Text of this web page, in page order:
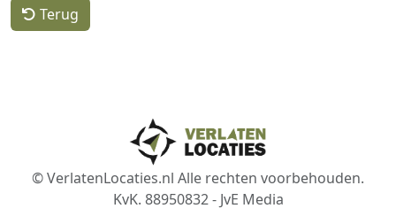
Terug
© VerlatenLocaties.nl Alle rechten voorbehouden.
KvK. 88950832 - JvE Media